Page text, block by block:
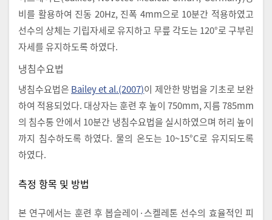
비를 활용하여 진동 20Hz, 진폭 4mm으로 10분간 적용하였고
선수의 상체는 기립자세로 유지하고 무릎 각도는 120°로 구부린
자세를 유지하도록 하였다.
냉침수요법
냉침수요법은 Bailey et al.(2007)이 제안한 방법을 기초로 보완
하여 적용되었다. 대상자는 훈련 후 높이 750mm, 지름 785mm
의 침수통 안에서 10분간 냉침수요법을 실시하였으며 허리 높이
까지 침수하도록 하였다. 물의 온도는 10~15°C로 유지되도록
하였다.
측정 항목 및 방법
본 연구에서는 훈련 후 봅슬레이·스켈레톤 선수의 효율적인 피